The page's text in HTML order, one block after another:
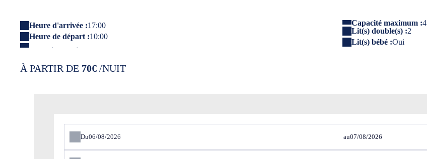
Heure d'arrivée :17:00
Heure de départ :10:00
Capacité maximum :4
Lit(s) double(s) :2
Lit(s) bébé :Oui
À PARTIR DE 70€ /NUIT
Du au